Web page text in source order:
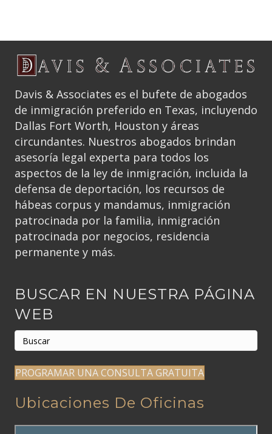
Davis & Associates es el bufete de abogados
de inmigración preferido en Texas, incluyendo
Dallas Fort Worth, Houston y áreas
circundantes. Nuestros abogados brindan
asesoría legal experta para todos los
aspectos de la ley de inmigración, incluida la
defensa de deportación, los recursos de
hábeas corpus y mandamus, inmigración
patrocinada por la familia, inmigración
patrocinada por negocios, residencia
permanente y más.
BUSCAR EN NUESTRA PÁGINA
WEB
PROGRAMAR UNA CONSULTA GRATUITA
Ubicaciones De Oficinas